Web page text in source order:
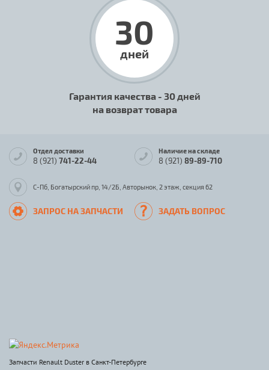
30
дней
Гарантия качества - 30 дней
на возврат товара
Отдел доставки
8 (921) 741-22-44
Наличие на складе
8 (921) 89-89-710
С-Пб, Богатырский пр, 14/2Б, Авторынок, 2 этаж, секция 62
ЗАПРОС НА ЗАПЧАСТИ ЗАДАТЬ ВОПРОС
Запчасти Renault Duster в Санкт-Петербурге